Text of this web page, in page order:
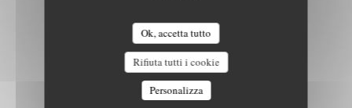
Ok, accetta tutto
Rifiuta tutti i cookie
Personalizza